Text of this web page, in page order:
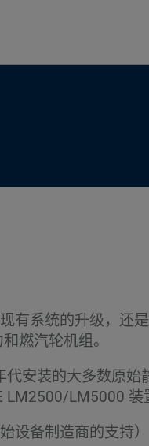
有系统的升级，还
燃汽轮机组。
安装的大多数原始
LM5000 装
设备制造商的支持）